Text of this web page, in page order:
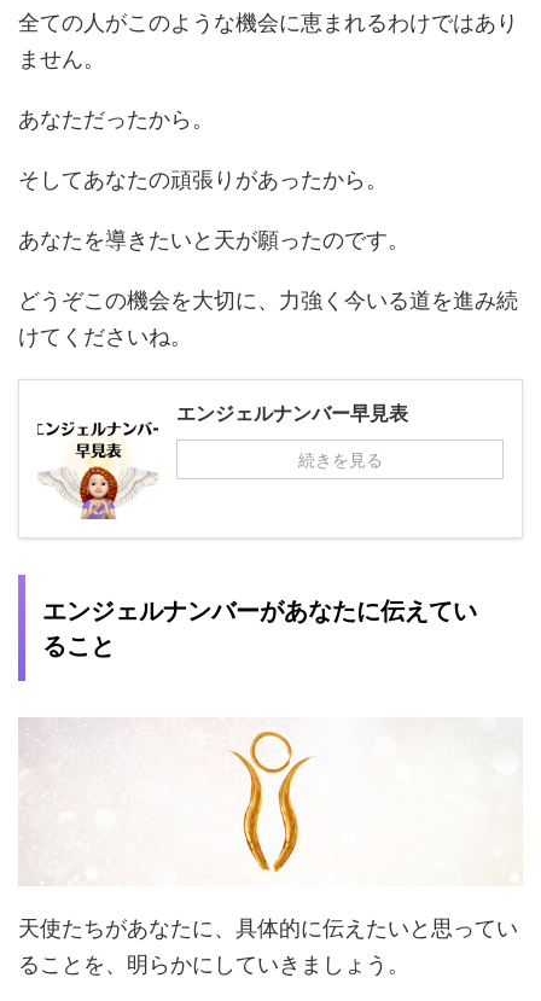
全ての人がこのような機会に恵まれるわけではあり
ません。
あなただったから。
そしてあなたの頑張りがあったから。
あなたを導きたいと天が願ったのです。
どうぞこの機会を大切に、力強く今いる道を進み続
けてくださいね。
エンジェルナンバー早見表
続きを見る
エンジェルナンバーがあなたに伝えてい
ること
天使たちがあなたに、具体的に伝えたいと思ってい
ることを、明らかにしていきましょう。